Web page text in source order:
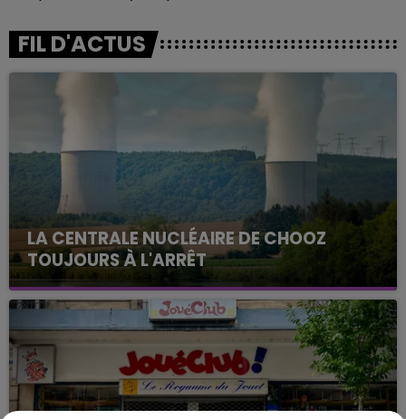
FIL D'ACTUS
LA CENTRALE NUCLÉAIRE DE CHOOZ
TOUJOURS À L'ARRÊT
Cela fait déjà une semaine que la centrale
nucléaire ardennaise est à l'arrêt. Une situation
justifiée par la sécheresse intense qui est toujours
présente.